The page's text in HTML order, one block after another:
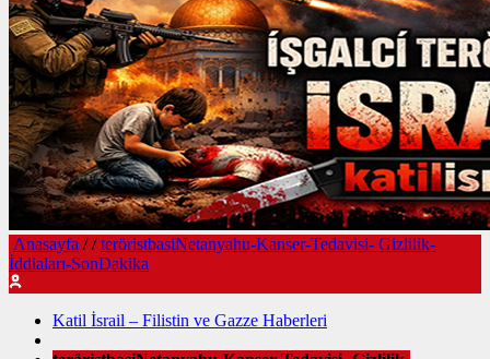
Anasayfa / / teröristbasiNetanyahu-Kanser-Tedavisi- Gizlilik-
İddiaları-SonDakika
Katil İsrail – Filistin ve Gazze Haberleri